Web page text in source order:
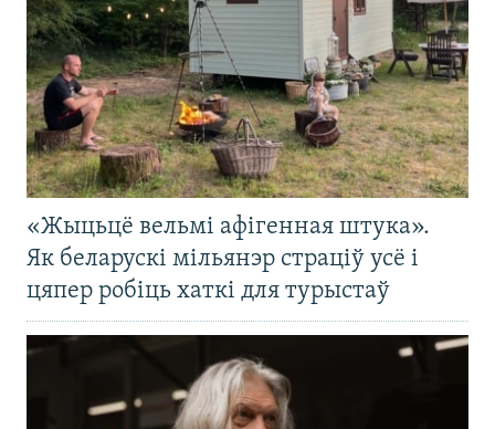
«Жыцьцё вельмі афігенная штука».
Як беларускі мільянэр страціў усё і
цяпер робіць хаткі для турыстаў